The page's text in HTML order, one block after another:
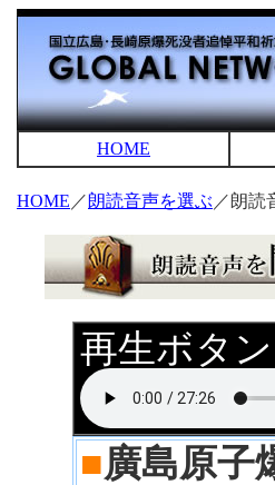
HOME
HOME ／朗読音声を選ぶ ／朗読
再生ボタ
■廣島原